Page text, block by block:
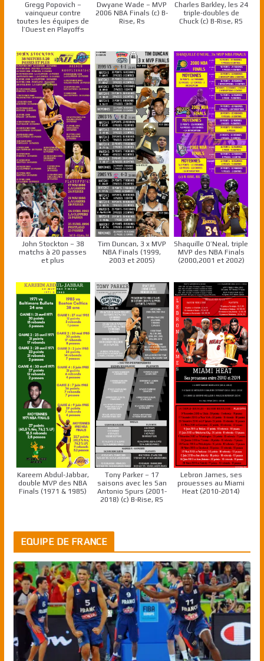
Gregg Popovich –
vainqueur contre
toutes les équipes de
l’Ouest en Playoffs
Dwyane Wade – MVP
2006 NBA Finals (c) B-
Rise, Rs
Charles Barkley, les 24
triple-doubles de
Chuck (c) B-Rise, RS
John Stockton – 38
matchs à 20 passes
et plus
Tim Duncan, 3 x MVP
NBA Finals (1999,
2003 et 2005)
Shaquille O’Neal, triple
MVP des NBA Finals
(2000,2001 et 2002)
Kareem Abdul-Jabbar,
double MVP des NBA
Finals (1971 & 1985)
Tony Parker – 17
saisons avec les San
Antonio Spurs (2001-
2018) (c) B-Rise, RS
Lebron James, ses
prouesses au Miami
Heat (2010-2014)
EQUIPE DE FRANCE